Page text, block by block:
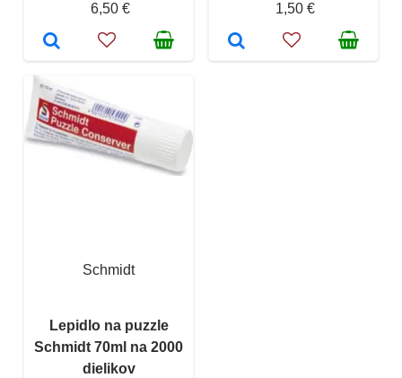
6,50 €
1,50 €
Schmidt
Lepidlo na puzzle
Schmidt 70ml na 2000
dielikov